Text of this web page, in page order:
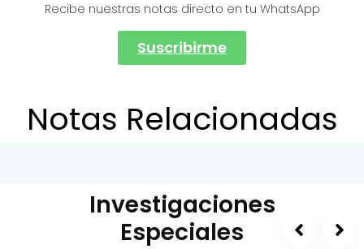
Recibe nuestras notas directo en tu WhatsApp
Suscribirme
Notas Relacionadas
Investigaciones
Especiales